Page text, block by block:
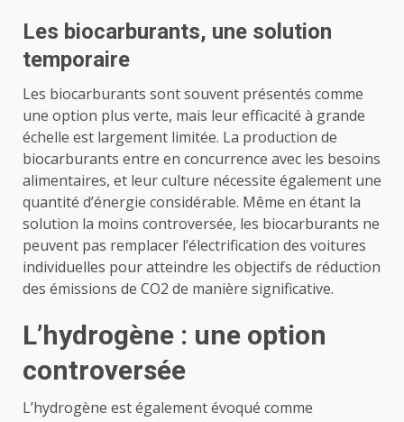
Les biocarburants, une solution
temporaire
Les biocarburants sont souvent présentés comme
une option plus verte, mais leur efficacité à grande
échelle est largement limitée. La production de
biocarburants entre en concurrence avec les besoins
alimentaires, et leur culture nécessite également une
quantité d’énergie considérable. Même en étant la
solution la moins controversée, les biocarburants ne
peuvent pas remplacer l’électrification des voitures
individuelles pour atteindre les objectifs de réduction
des émissions de CO2 de manière significative.
L’hydrogène : une option
controversée
L’hydrogène est également évoqué comme